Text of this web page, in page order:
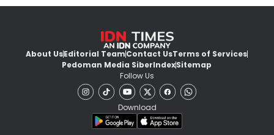
About UsEditorial TeamContact UsTerms of Services
Pedoman Media SiberIndexSitemap
Follow Us
Download